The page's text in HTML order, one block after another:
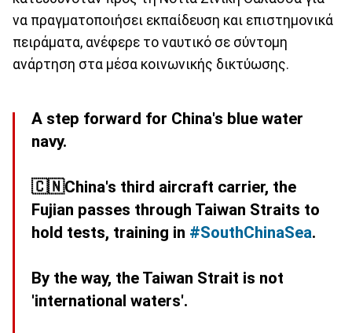
να πραγματοποιήσει εκπαίδευση και επιστημονικά
πειράματα, ανέφερε το ναυτικό σε σύντομη
ανάρτηση στα μέσα κοινωνικής δικτύωσης.
A step forward for China's blue water
navy.
🇨🇳China's third aircraft carrier, the
Fujian passes through Taiwan Straits to
hold tests, training in #SouthChinaSea.
By the way, the Taiwan Strait is not
'international waters'.